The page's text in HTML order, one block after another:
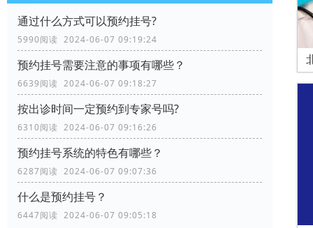
通过什么方式可以预约挂号?
5990阅读 2024-06-07 09:19:24
预约挂号需要注意的事项有哪些？
6639阅读 2024-06-07 09:18:27
按出诊时间一定预约到专家号吗?
6310阅读 2024-06-07 09:16:26
预约挂号系统的特色有哪些？
6287阅读 2024-06-07 09:07:36
什么是预约挂号？
6447阅读 2024-06-07 09:05:18